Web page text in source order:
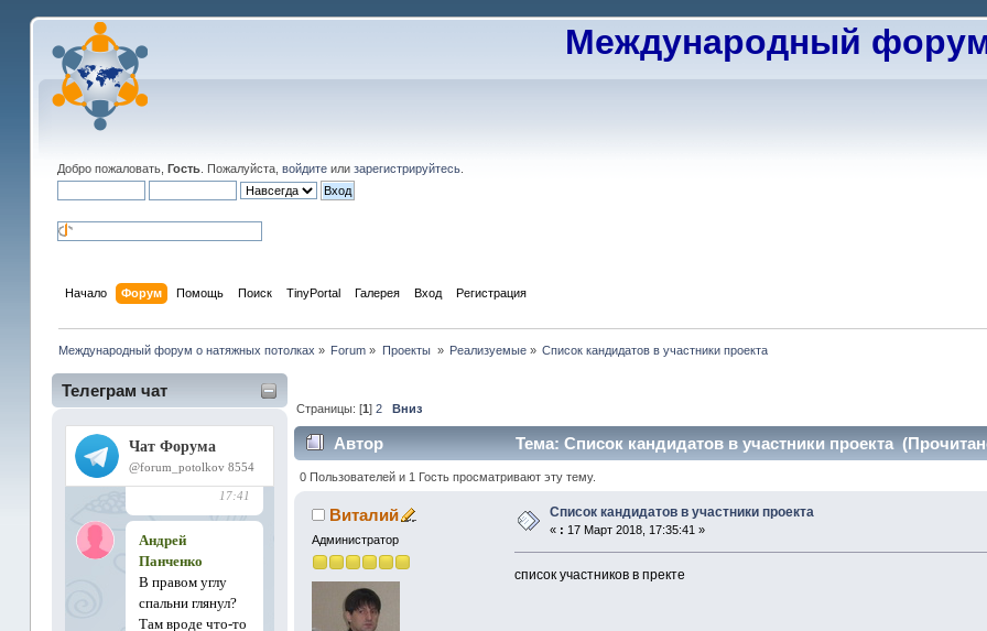
Международный
Добро пожаловать, Гость. Пожалуйста, войдитеили зарегистрируйтесь.
Начало Форум Помощь Поиск TinyPortal Галерея Вход Регистрация
Международный форум о натяжных потолках » Forum » Проекты » Реализуемые » Список кандидатов в участники проекта
Телеграм чат
Страницы: [1]2 Вниз
Автор Тема: Список кандидатов в участники проекта
0 Пользователей и 1 Гость просматривают эту тему.
Виталий
Администратор
Список кандидатов в участники проекта
« : 17 Март 2018, 17:35:41 »
список участников в пректе